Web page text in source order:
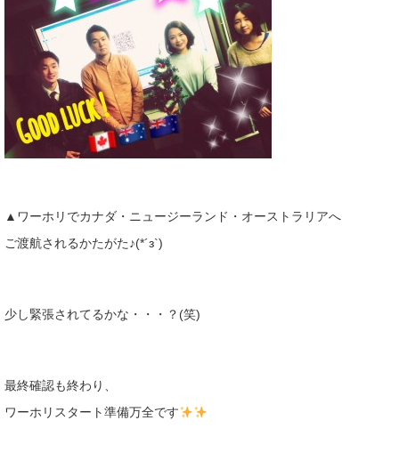
▲ワーホリでカナダ・ニュージーランド・オーストラリアへ
ご渡航されるかたがた♪(*´з`)
少し緊張されてるかな・・・？(笑)
最終確認も終わり、
ワーホリスタート準備万全です